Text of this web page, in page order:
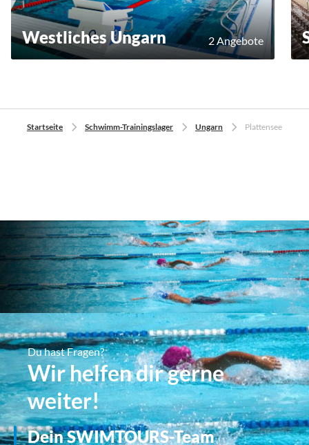
Westliches Ungarn 2 Angebote
Startseite Schwimm-Trainingslager Ungarn Plattensee
Du hast Fragen?
Wir helfen dir gerne
weiter!
Dein SWIMTOURS-Team